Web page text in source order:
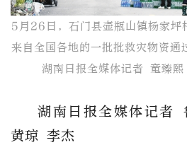
5月26日，石门县壶瓶山镇杨家坪
来自全国各地的一批批救灾物资通
湖南日报全媒体记者 童臻
湖南日报全媒体记者
黄琼 李杰